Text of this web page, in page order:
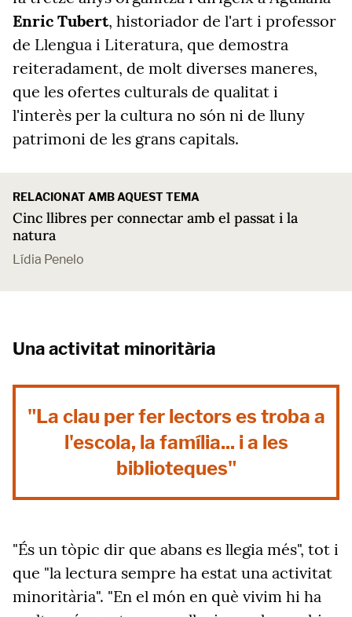
Enric Tubert, historiador de l'art i professor
de Llengua i Literatura, que demostra
reiteradament, de molt diverses maneres,
que les ofertes culturals de qualitat i
l'interès per la cultura no són ni de lluny
patrimoni de les grans capitals.
RELACIONAT AMB AQUEST TEMA
Cinc llibres per connectar amb el passat i la
natura
Lídia Penelo
Una activitat minoritària
"La clau per fer lectors es troba a
l'escola, la família... i a les
biblioteques"
"És un tòpic dir que abans es llegia més", tot i
que "la lectura sempre ha estat una activitat
minoritària". "En el món en què vivim hi ha